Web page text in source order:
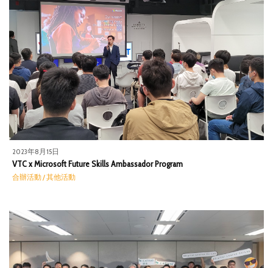
2023年8月15日
VTC x Microsoft Future Skills Ambassador Program
合辦活動 / 其他活動